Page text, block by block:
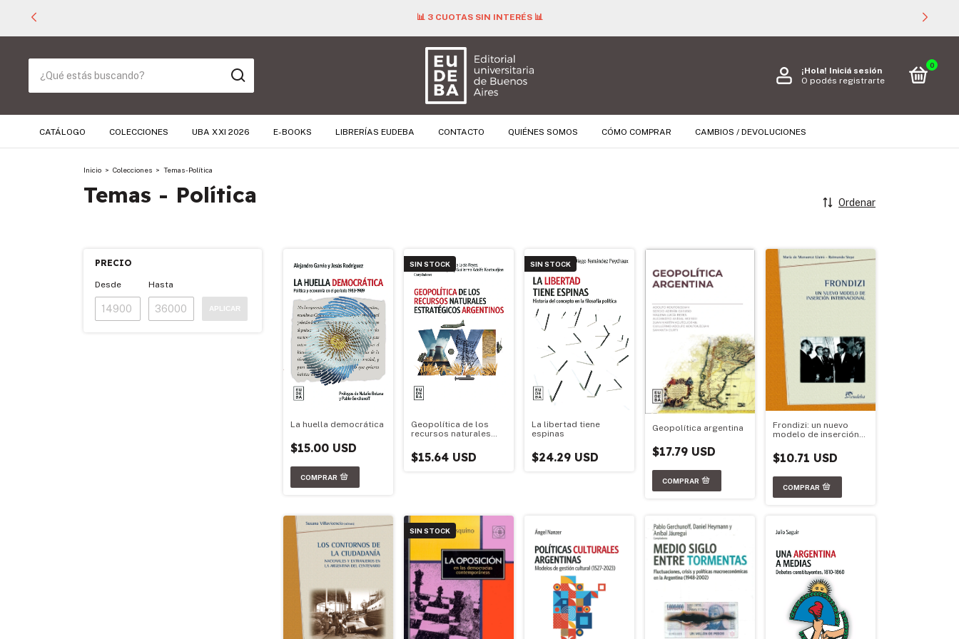
📊 3 CUOTAS SIN INTERÉS 📊
¡Hola! Iniciá sesión
O podés registrarte
0
CATÁLOGO COLECCIONES UBA XXI 2026 E-BOOKS LIBRERÍAS EUDEBA CONTACTO QUIÉNES SOMOS CÓMO COMPRAR CAMBIOS / DEVOLUCIONES
Inicio > Colecciones > Temas - Política
Temas - Política Ordenar
PRECIO
Desde Hasta
APLICAR
La huella democrática
$15.00 USD
SIN STOCK
Geopolítica de los
recursos naturales
$15.64 USD
SIN STOCK
La libertad tiene
espinas
$24.29 USD
Geopolítica argentina
$17.79 USD
Frondizi: un nuevo
modelo de inserción
$10.71 USD
SIN STOCK